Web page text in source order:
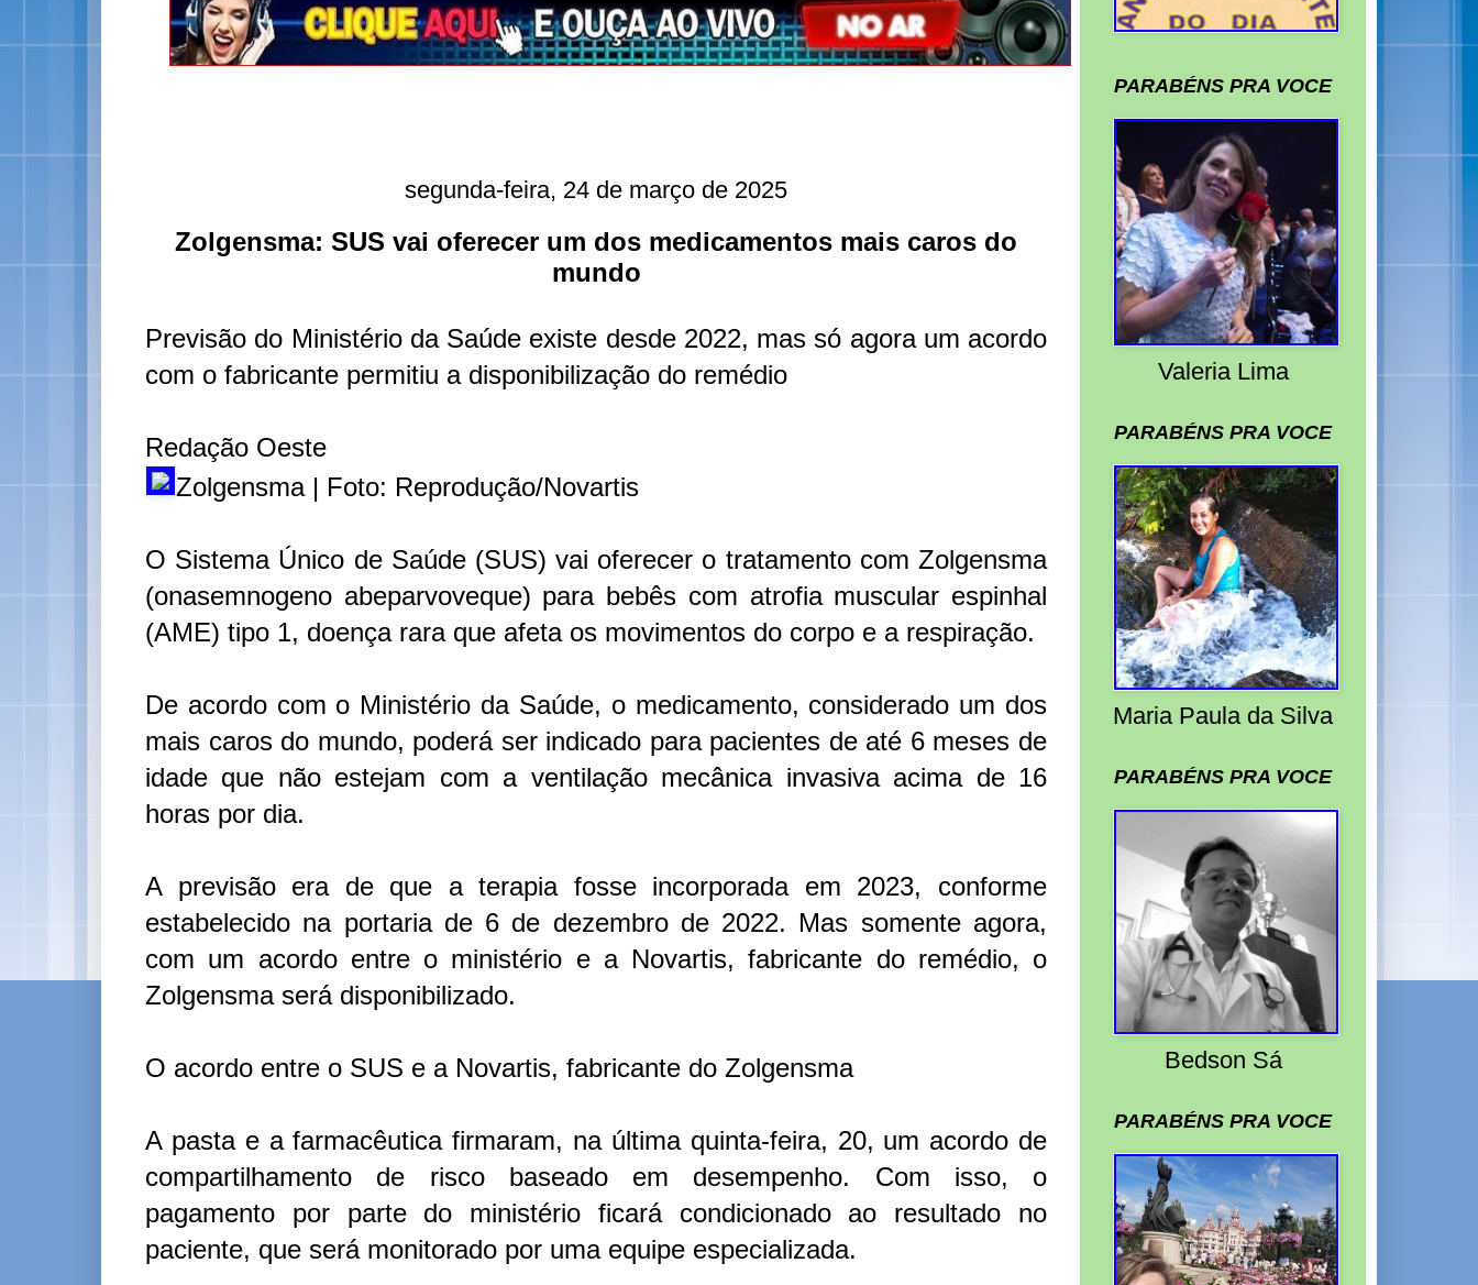
segunda-feira, 24 de março de 2025
Zolgensma: SUS vai oferecer um dos medicamentos mais caros do
mundo
Previsão do Ministério da Saúde existe desde 2022, mas só agora um acordo
com o fabricante permitiu a disponibilização do remédio
Redação Oeste
Zolgensma | Foto: Reprodução/Novartis
O Sistema Único de Saúde (SUS) vai oferecer o tratamento com Zolgensma
(onasemnogeno abeparvoveque) para bebês com atrofia muscular espinhal
(AME) tipo 1, doença rara que afeta os movimentos do corpo e a respiração.
De acordo com o Ministério da Saúde, o medicamento, considerado um dos
mais caros do mundo, poderá ser indicado para pacientes de até 6 meses de
idade que não estejam com a ventilação mecânica invasiva acima de 16
horas por dia.
A previsão era de que a terapia fosse incorporada em 2023, conforme
estabelecido na portaria de 6 de dezembro de 2022. Mas somente agora,
com um acordo entre o ministério e a Novartis, fabricante do remédio, o
Zolgensma será disponibilizado.
O acordo entre o SUS e a Novartis, fabricante do Zolgensma
A pasta e a farmacêutica firmaram, na última quinta-feira, 20, um acordo de
compartilhamento de risco baseado em desempenho. Com isso, o
pagamento por parte do ministério ficará condicionado ao resultado no
paciente, que será monitorado por uma equipe especializada.
PARABÉNS PRA VOCE
Valeria Lima
PARABÉNS PRA VOCE
Maria Paula da Silva
PARABÉNS PRA VOCE
Bedson Sá
PARABÉNS PRA VOCE